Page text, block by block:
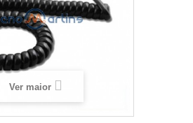
Ver maior